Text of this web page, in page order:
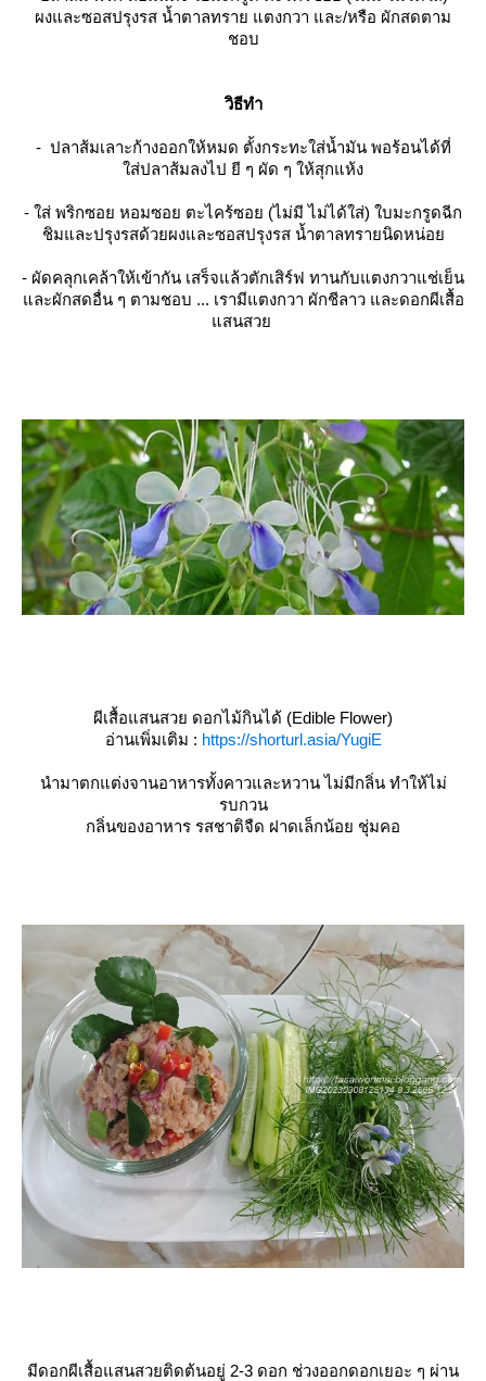
ผงและซอสปรุงรส น้ำตาลทราย แตงกวา และ/หรือ ผักสดตาม
ชอบ
วิธีทำ
- ปลาส้มเลาะก้างออกให้หมด ตั้งกระทะใส่น้ำมัน พอร้อนได้ที่
ส่ปลาส้มลงไป ยี ๆ ผัด ๆ ให้สุกแห้ง
- ใส่ พริกซอย หอมซอย ตะไคร้ซอย (ไม่มี ไม่ได้ใส่) ใบมะกรูดฉีก
ชิมและปรุงรสด้วยผงและซอสปรุงรส น้ำตาลทรายนิดหน่อ
- ผัดคลุกเคล้าให้เข้ากัน เสร็จแล้วตักเสิร์ฟ ทานกับแตงกวาแช่เย็น
ละผักสดอื่น ๆ ตามชอบ ... เรามีแตงกวา ผักชีลาว และดอกผีเสื้อ
สนสว
ผีเสื้อแสนสวย ดอกไม้กินได้ (Edible Flower)
อ่านเพิ่มเติม : https://shorturl.asia/YugiE
นำมาตกแต่งจานอาหารทั้งคาวและหวาน ไม่มีกลิ่น ทำให้ไม่
รบกวน
กลิ่นของอาหาร รสชาติจืด ฝาดเล็กน้อย ชุ่มคอ
มีดอกผีเสื้อแสนสวยติดต้นอยู่ 2-3 ดอก ช่วงออกดอกเยอะ ๆ ผ่าน